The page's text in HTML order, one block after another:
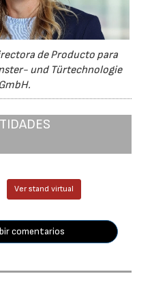
de Producto para
und Türtechnologie
GmbH.
Ver stand virtual
comentarios